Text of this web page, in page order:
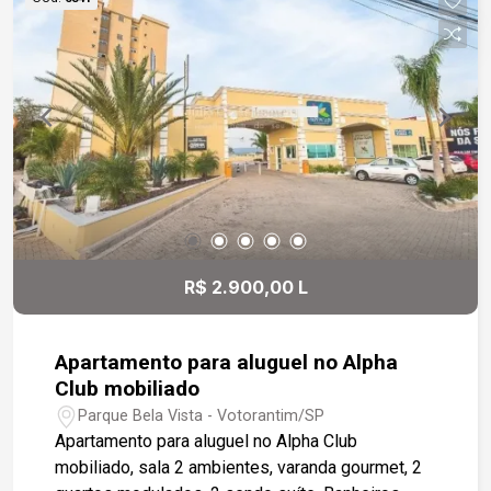
Quadra poliesportiva -2 churrasqueiras coletivas
Ótima localização: -A 2 min da Rodovia Raposo
Tavares -A 2 min do Shopping Iguatemi
Esplanada -A 4 min do Supermercado Tauste
Campolim -A 6 min do Mercadão Campolim -
Bairro com ampla infraestrutura de comércios e
serviços
R$ 2.900,00 L
Apartamento para aluguel no Alpha
Club mobiliado
Parque Bela Vista - Votorantim/SP
Apartamento para aluguel no Alpha Club
mobiliado, sala 2 ambientes, varanda gourmet, 2